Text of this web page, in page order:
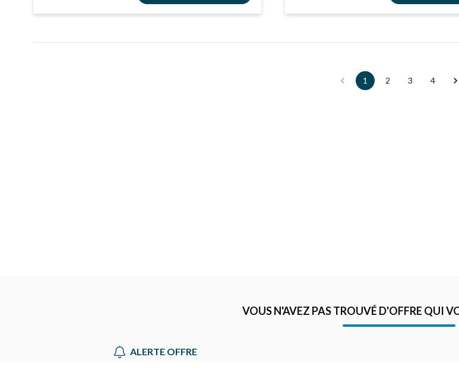
1 2 3 4
VOUS N'AVEZ PAS TROUVÉ D'OFFRE QUI
ALERTE OFFRE